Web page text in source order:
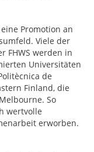
Promotion an
Viele der
FHWS werden in
Universitäten
de
Finland, die
So
wertvolle
erworben.